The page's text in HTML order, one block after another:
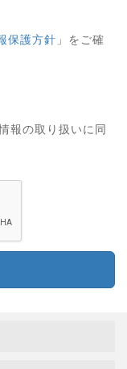
保護方針 」をご確
報の取り扱いに同